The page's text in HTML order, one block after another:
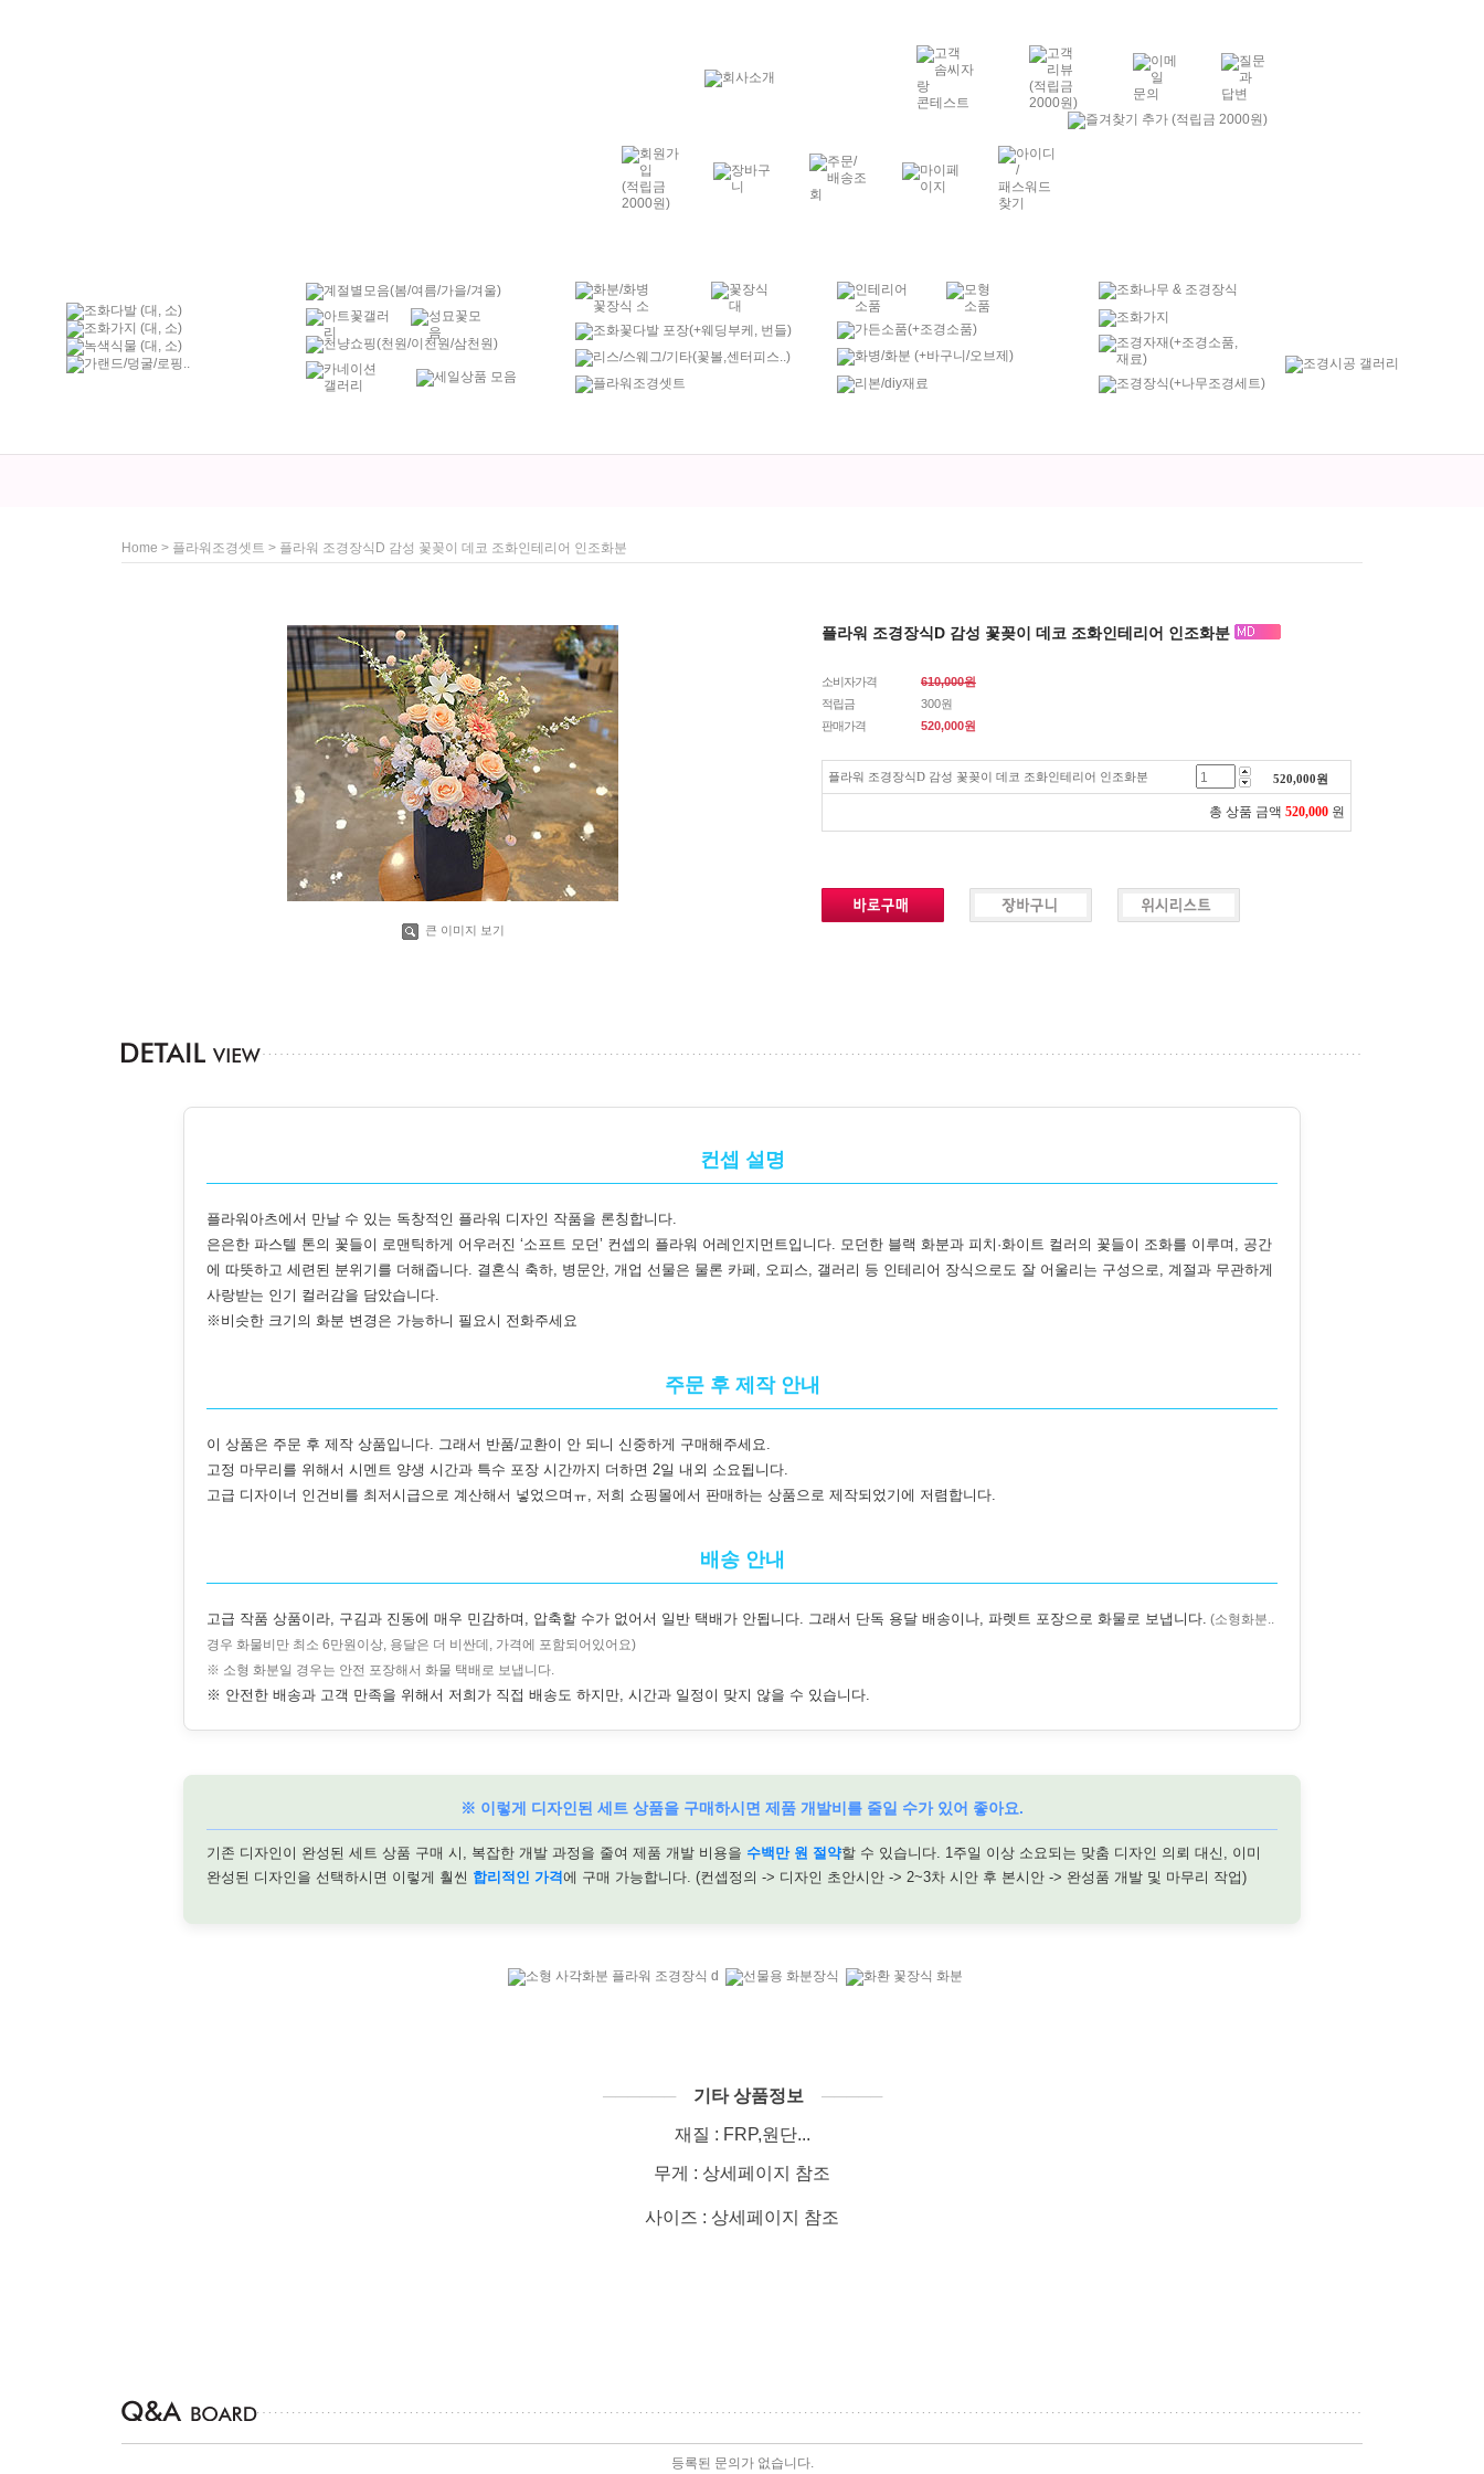
Home > 플라워조경셋트 > 플라워 조경장식D 감성 꽃꽂이 데코 조화인테리어 인조화분
큰 이미지 보기
플라워 조경장식D 감성 꽃꽂이 데코 조화인테리어 인조화분
소비자가격
610,000원
적립금
300원
판매가격
520,000원
플라워 조경장식D 감성 꽃꽂이 데코 조화인테리어 인조화분 520,000원
총 상품 금액 520,000 원
컨셉 설명
플라워아츠에서 만날 수 있는 독창적인 플라워 디자인 작품을 론칭합니다.
은은한 파스텔 톤의 꽃들이 로맨틱하게 어우러진 ‘소프트 모던’ 컨셉의 플라워 어레인지먼트입니다. 모던한 블랙 화분과 피치·화이트 컬러의 꽃들이 조화를 이루며, 공간
에 따뜻하고 세련된 분위기를 더해줍니다. 결혼식 축하, 병문안, 개업 선물은 물론 카페, 오피스, 갤러리 등 인테리어 장식으로도 잘 어울리는 구성으로, 계절과 무관하게
사랑받는 인기 컬러감을 담았습니다.
※비슷한 크기의 화분 변경은 가능하니 필요시 전화주세요
주문 후 제작 안내
이 상품은 주문 후 제작 상품입니다. 그래서 반품/교환이 안 되니 신중하게 구매해주세요.
고정 마무리를 위해서 시멘트 양생 시간과 특수 포장 시간까지 더하면 2일 내외 소요됩니다.
고급 디자이너 인건비를 최저시급으로 계산해서 넣었으며ㅠ, 저희 쇼핑몰에서 판매하는 상품으로 제작되었기에 저렴합니다.
배송 안내
고급 작품 상품이라, 구김과 진동에 매우 민감하며, 압축할 수가 없어서 일반 택배가 안됩니다. 그래서 단독 용달 배송이나, 파렛트 포장으로 화물로 보냅니다. (소형화분..
경우 화물비만 최소 6만원이상, 용달은 더 비싼데, 가격에 포함되어있어요)
※ 소형 화분일 경우는 안전 포장해서 화물 택배로 보냅니다.
※ 안전한 배송과 고객 만족을 위해서 저희가 직접 배송도 하지만, 시간과 일정이 맞지 않을 수 있습니다.
※ 이렇게 디자인된 세트 상품을 구매하시면 제품 개발비를 줄일 수가 있어 좋아요.
기존 디자인이 완성된 세트 상품 구매 시, 복잡한 개발 과정을 줄여 제품 개발 비용을 수백만 원 절약할 수 있습니다. 1주일 이상 소요되는 맞춤 디자인 의뢰 대신, 이미
완성된 디자인을 선택하시면 이렇게 훨씬 합리적인 가격에 구매 가능합니다. (컨셉정의 -> 디자인 초안시안 -> 2~3차 시안 후 본시안 -> 완성품 개발 및 마무리 작업)
────── 기타 상품정보 ─────
재질 : FRP,원단...
무게 : 상세페이지 참조
사이즈 : 상세페이지 참조
등록된 문의가 없습니다.